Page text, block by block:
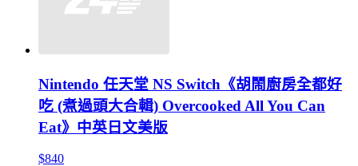
Nintendo 任天堂 NS Switch《胡鬧廚房全都好
吃 (煮過頭大合輯) Overcooked All You Can
Eat》中英日文美版
$840